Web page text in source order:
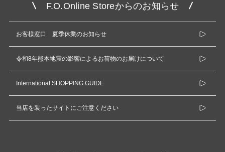
F.O.Online Storeからのお知らせ
お客様窓口 夏季休業のお知らせ
令和8年熊本地震の影響によるお荷物のお届けについて
International SHOPPING GUIDE
当店を装ったサイトにご注意ください